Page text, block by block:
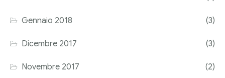
Gennaio 2018 (3)
Dicembre 2017 (3)
Novembre 2017 (2)